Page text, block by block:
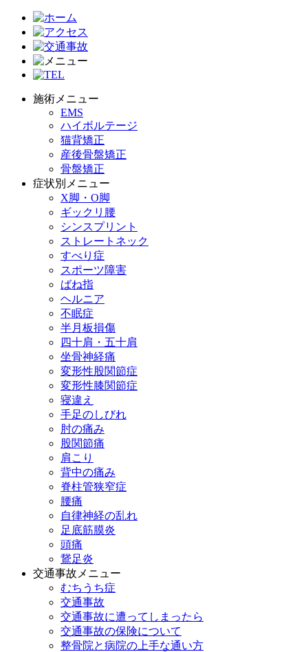
施術メニュー
EMS
ハイボルテージ
猫背矯正
産後骨盤矯正
骨盤矯正
症状別メニュー
X脚・O脚
ギックリ腰
シンスプリント
ストレートネック
すべり症
スポーツ障害
ばね指
ヘルニア
不眠症
半月板損傷
四十肩・五十肩
坐骨神経痛
変形性股関節症
変形性膝関節症
寝違え
手足のしびれ
肘の痛み
股関節痛
肩こり
背中の痛み
脊柱管狭窄症
腰痛
自律神経の乱れ
足底筋膜炎
頭痛
鵞足炎
交通事故メニュー
むちうち症
交通事故
交通事故に遭ってしまったら
交通事故の保険について
整骨院と病院の上手な通い方